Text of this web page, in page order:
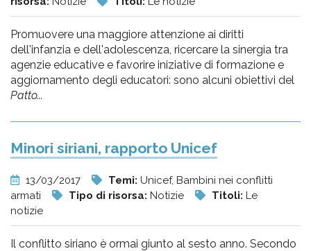
Promuovere una maggiore attenzione ai diritti
dell'infanzia e dell'adolescenza, ricercare la sinergia tra
agenzie educative e favorire iniziative di formazione e
aggiornamento degli educatori: sono alcuni obiettivi del
Patto...
Minori siriani, rapporto Unicef
13/03/2017 Temi: Unicef, Bambini nei conflitti
armati
Tipo di risorsa: Notizie Titoli: Le
notizie
Il conflitto siriano è ormai giunto al sesto anno. Secondo